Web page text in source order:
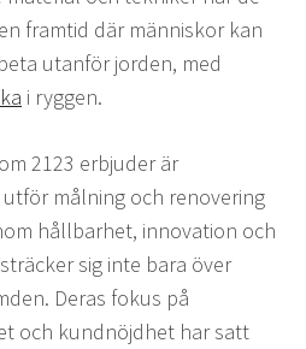
framtid där människor kan
utanför jorden, med
i ryggen.
2123 erbjuder är
målning och renovering
hållbarhet, innovation och
sig inte bara över
Deras fokus på
och kundnöjdhet har satt